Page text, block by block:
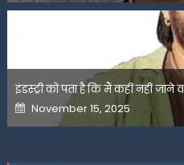
इंडस्ट्री को पता है कि मैं कहीं नहीं जाने
Posted
on
November 15, 2025